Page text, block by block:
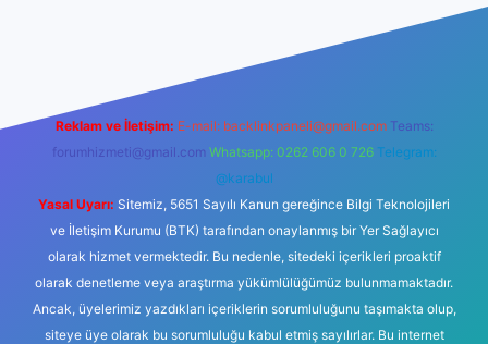
Reklam ve İletişim: E-mail: backlinkpaneli@gmail.com Teams:
forumhizmeti@gmail.com Whatsapp: 0262 606 0 726 Telegram:
@karabul
Yasal Uyarı: Sitemiz, 5651 Sayılı Kanun gereğince Bilgi Teknolojileri
ve İletişim Kurumu (BTK) tarafından onaylanmış bir Yer Sağlayıcı
olarak hizmet vermektedir. Bu nedenle, sitedeki içerikleri proaktif
olarak denetleme veya araştırma yükümlülüğümüz bulunmamaktadır.
Ancak, üyelerimiz yazdıkları içeriklerin sorumluluğunu taşımakta olup,
siteye üye olarak bu sorumluluğu kabul etmiş sayılırlar. Bu internet